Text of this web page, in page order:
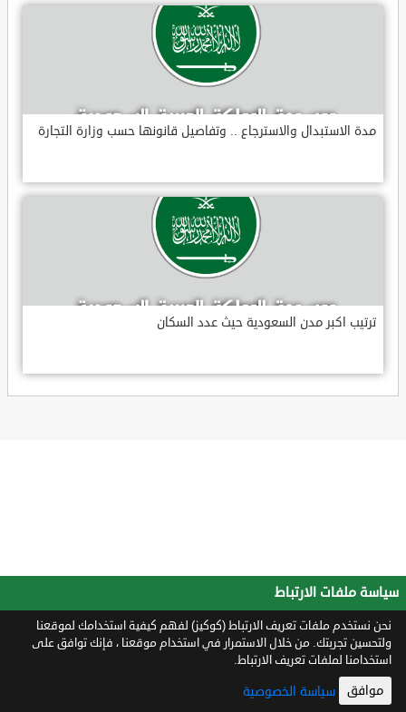
مدة الاستبدال والاسترجاع .. وتفاصيل قانونها حسب وزارة التجارة
ترتيب اكبر مدن السعودية حيث عدد السكان
سياسة ملفات الارتباط
نحن نستخدم ملفات تعريف الارتباط (كوكيز) لفهم كيفية استخدامك لموقعنا
ولتحسين تجربتك. من خلال الاستمرار في استخدام موقعنا ، فإنك توافق على
استخدامنا لملفات تعريف الارتباط.
موافق سياسة الخصوصية